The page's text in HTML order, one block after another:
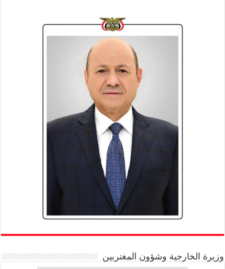
وزيرة الخارجية وشؤون المغتربين